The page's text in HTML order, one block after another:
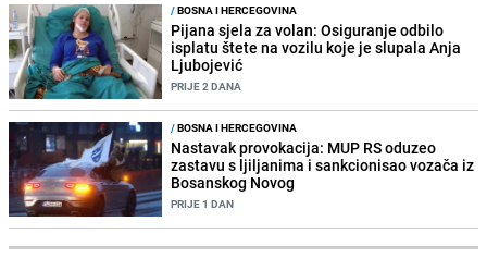
/BOSNA I HERCEGOVINA
Pijana sjela za volan: Osiguranje odbilo
isplatu štete na vozilu koje je slupala Anja
Ljubojević
PRIJE 2 DANA
/BOSNA I HERCEGOVINA
Nastavak provokacija: MUP RS oduzeo
zastavu s ljiljanima i sankcionisao vozača iz
Bosanskog Novog
PRIJE 1 DAN